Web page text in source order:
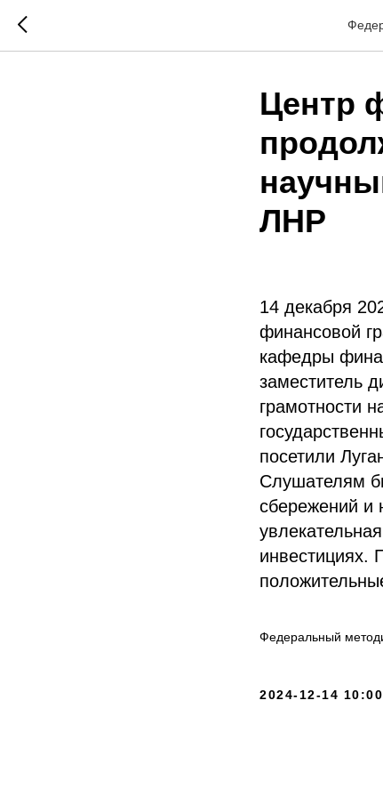
Центр
ЛНР
14 декабря
финансовой
кафедры
заместитель
грамотности
посетили
Слушателям
сбережений и
инвестициях.
Федеральный
2024-12-14 10:00